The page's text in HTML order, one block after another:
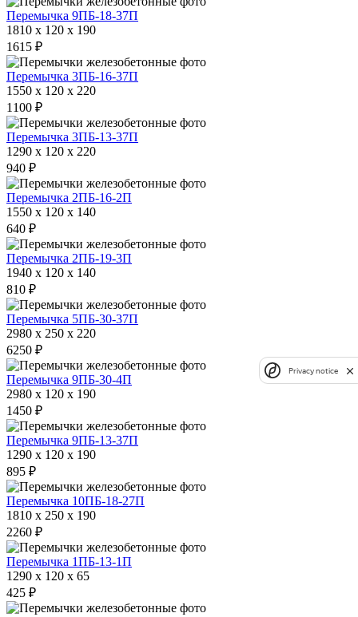
Перемычка 9ПБ-18-37П
1810 x 120 x 190
1615 ₽
Перемычка 3ПБ-16-37П
1550 x 120 x 220
1100 ₽
Перемычка 3ПБ-13-37П
1290 x 120 x 220
940 ₽
Перемычка 2ПБ-16-2П
1550 x 120 x 140
640 ₽
Перемычка 2ПБ-19-3П
1940 x 120 x 140
810 ₽
Перемычка 5ПБ-30-37П
2980 x 250 x 220
6250 ₽
Перемычка 9ПБ-30-4П
2980 x 120 x 190
1450 ₽
Перемычка 9ПБ-13-37П
1290 x 120 x 190
895 ₽
Перемычка 10ПБ-18-27П
1810 x 250 x 190
2260 ₽
Перемычка 1ПБ-13-1П
1290 x 120 x 65
425 ₽
Privacy notice